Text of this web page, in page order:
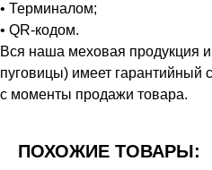
• Терминалом;
• QR-кодом.
Вся наша меховая продукция
пуговицы) имеет гарантийный
с моменты продажи товара.
ПОХОЖИЕ ТОВАРЫ: